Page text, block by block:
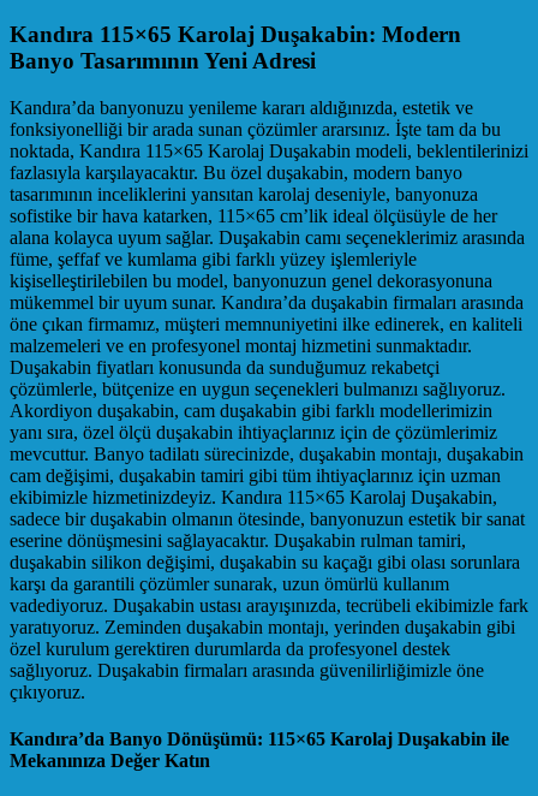
Kandıra 115×65 Karolaj Duşakabin: Modern
Banyo Tasarımının Yeni Adresi
Kandıra’da banyonuzu yenileme kararı aldığınızda, estetik ve
fonksiyonelliği bir arada sunan çözümler ararsınız. İşte tam da bu
noktada, Kandıra 115×65 Karolaj Duşakabin modeli, beklentilerinizi
fazlasıyla karşılayacaktır. Bu özel duşakabin, modern banyo
tasarımının inceliklerini yansıtan karolaj deseniyle, banyonuza
sofistike bir hava katarken, 115×65 cm’lik ideal ölçüsüyle de her
alana kolayca uyum sağlar. Duşakabin camı seçeneklerimiz arasında
füme, şeffaf ve kumlama gibi farklı yüzey işlemleriyle
kişiselleştirilebilen bu model, banyonuzun genel dekorasyonuna
mükemmel bir uyum sunar. Kandıra’da duşakabin firmaları arasında
öne çıkan firmamız, müşteri memnuniyetini ilke edinerek, en kaliteli
malzemeleri ve en profesyonel montaj hizmetini sunmaktadır.
Duşakabin fiyatları konusunda da sunduğumuz rekabetçi
çözümlerle, bütçenize en uygun seçenekleri bulmanızı sağlıyoruz.
Akordiyon duşakabin, cam duşakabin gibi farklı modellerimizin
yanı sıra, özel ölçü duşakabin ihtiyaçlarınız için de çözümlerimiz
mevcuttur. Banyo tadilatı sürecinizde, duşakabin montajı, duşakabin
cam değişimi, duşakabin tamiri gibi tüm ihtiyaçlarınız için uzman
ekibimizle hizmetinizdeyiz. Kandıra 115×65 Karolaj Duşakabin,
sadece bir duşakabin olmanın ötesinde, banyonuzun estetik bir sanat
eserine dönüşmesini sağlayacaktır. Duşakabin rulman tamiri,
duşakabin silikon değişimi, duşakabin su kaçağı gibi olası sorunlara
karşı da garantili çözümler sunarak, uzun ömürlü kullanım
vadediyoruz. Duşakabin ustası arayışınızda, tecrübeli ekibimizle fark
yaratıyoruz. Zeminden duşakabin montajı, yerinden duşakabin gibi
özel kurulum gerektiren durumlarda da profesyonel destek
sağlıyoruz. Duşakabin firmaları arasında güvenilirliğimizle öne
çıkıyoruz.
Kandıra’da Banyo Dönüşümü: 115×65 Karolaj Duşakabin ile
Mekanınıza Değer Katın